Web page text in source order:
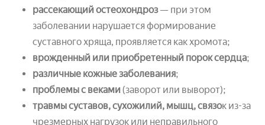
рассекающий остеохондроз— при этом
заболевании нарушается формирование
суставного хряща, проявляется как хромота;
врожденный или приобретенный порок сердца;
различные кожные заболевания;
проблемы с веками (заворот или выворот);
травмы суставов, сухожилий, мышц, связок из-за
чрезмерных нагрузок или неправильного